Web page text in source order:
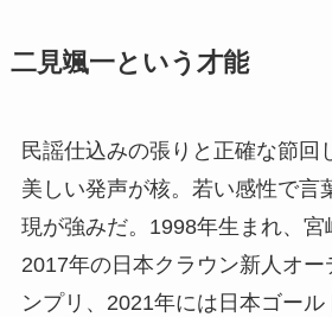
二見颯一という才能
民謡仕込みの張りと正確な節回
美しい発声が核。若い感性で言
現が強みだ。1998年生まれ、宮
2017年の日本クラウン新人オー
ンプリ、2021年には日本ゴー